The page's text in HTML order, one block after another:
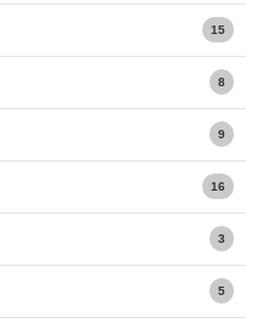
15
8
9
16
3
5